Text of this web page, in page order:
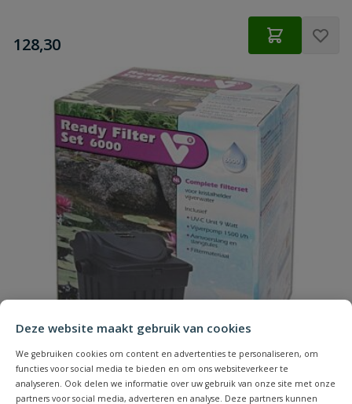
Deze website maakt gebruik van cookies
We gebruiken cookies om content en advertenties te personaliseren, om
functies voor social media te bieden en om ons websiteverkeer te
analyseren. Ook delen we informatie over uw gebruik van onze site met onze
partners voor social media, adverteren en analyse. Deze partners kunnen
€
128,30